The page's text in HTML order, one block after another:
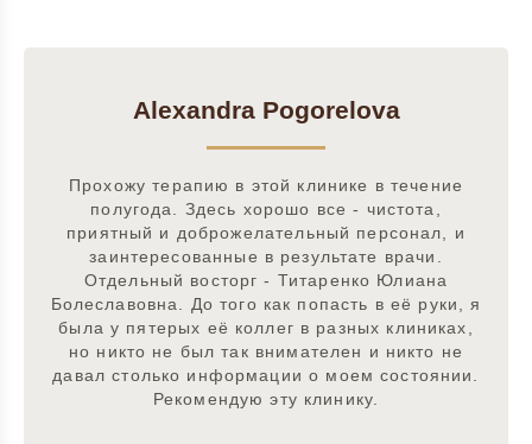
Alexandra Pogorelova
Прохожу терапию в этой клинике в течение
полугода. Здесь хорошо все - чистота,
приятный и доброжелательный персонал, и
заинтересованные в результате врачи.
Отдельный восторг - Титаренко Юлиана
Болеславовна. До того как попасть в её руки, я
была у пятерых её коллег в разных клиниках,
но никто не был так внимателен и никто не
давал столько информации о моем состоянии.
Рекомендую эту клинику.